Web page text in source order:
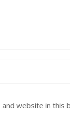
and website in